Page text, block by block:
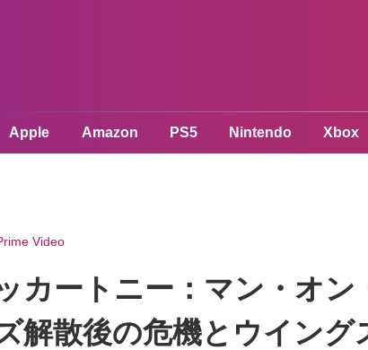
Apple Amazon PS5 Nintendo Xbox
Video
カートニー：マン・オ
解散後の危機とウイング